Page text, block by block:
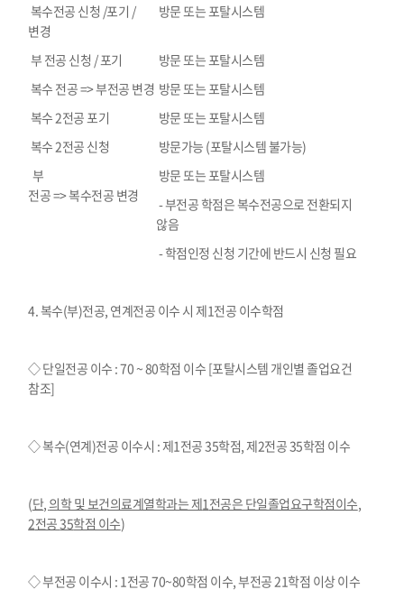
복수전공 신청 /포기 /
변경
방문 또는 포탈시스템
부 전공 신청 /포기
방문 또는 포탈시스템
복수 전공=>부전공 변경 방문 또는 포탈시스템
복수2전공 포기
방문 또는 포탈시스템
복수2전공 신청 방문가능 (포탈시스템 불가능)
부
전공=> 복수전공 변경
방문 또는 포탈시스템
-부전공 학점은 복수전공으로 전환되지
않음
-학점인정 신청 기간에 반드시 신청 필요
4. 복수(부)전공 연계전공 이수 시 제1전공 이수학점
◇ 단일전공 이수 : 70 ~ 80학점 이수 [포탈시스템 개인별 졸업요건
참조]
◇ 복수(연계)전공 이수시 :제1 전공 35학점 ,제2전공 35학점 이수
(단, 의학 및 보건의료계열학과는 제1 전공은 단일졸업요구학점이수
2전공 35학점 이수)
◇ 부전공 이수시 : 1 전공70~80학점 이수 ,부전공21학점 이상 이수